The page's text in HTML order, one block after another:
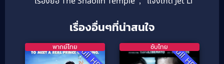
เรื่องอื่นๆที่น่าสนใจ
Full HD
พากย์ไทย Full HD
ซับไทย